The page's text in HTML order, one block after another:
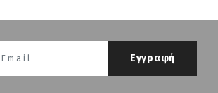
Εγγραφή